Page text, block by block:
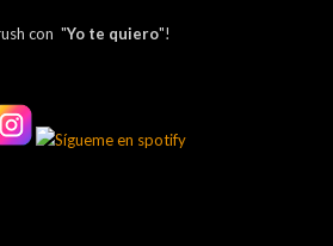
con "Yo te quiero"!